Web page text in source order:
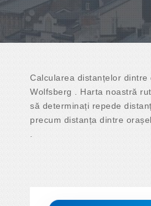
Calcularea distanțelor dintre
Wolfsberg . Harta noastră
să determinați repede
precum distanța dintre